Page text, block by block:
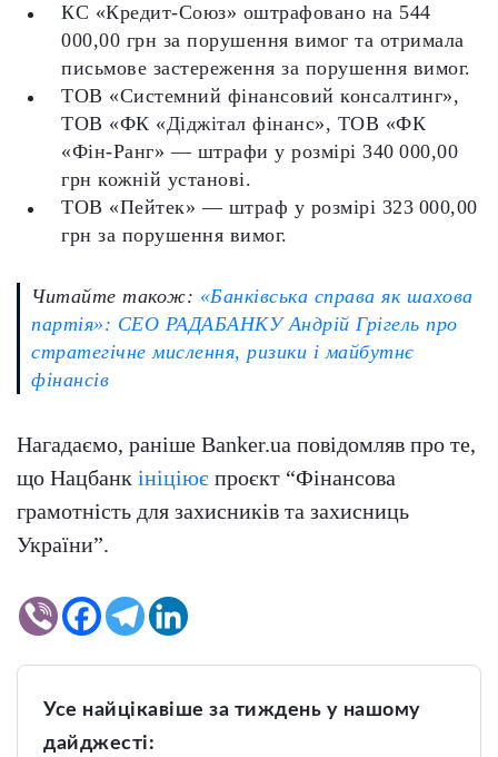
КС «Кредит-Союз» оштрафовано на 544
000,00 грн за порушення вимог та отримала
письмове застереження за порушення вимог.
ТОВ «Системний фінансовий консалтинг»,
ТОВ «ФК «Діджітал фінанс», ТОВ «ФК
«Фін-Ранг» — штрафи у розмірі 340 000,00
грн кожній установі.
ТОВ «Пейтек» — штраф у розмірі 323 000,00
грн за порушення вимог.
Читайте також: «Банківська справа як шахова
партія»: СЕО РАДАБАНКУ Андрій Грігель про
стратегічне мислення, ризики і майбутнє
фінансів
Нагадаємо, раніше Banker.ua повідомляв про те,
що Нацбанк ініціює проєкт “Фінансова
грамотність для захисників та захисниць
України”.
Усе найцікавіше за тиждень у нашому
дайджесті: